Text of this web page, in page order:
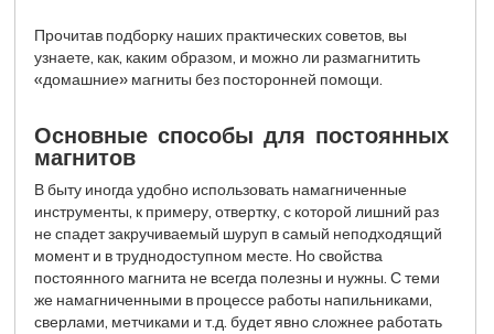
Прочитав подборку наших практических советов, вы
узнаете, как, каким образом, и можно ли размагнитить
«домашние» магниты без посторонней помощи.
Основные способы для постоянных
магнитов
В быту иногда удобно использовать намагниченные
инструменты, к примеру, отвертку, с которой лишний раз
не спадет закручиваемый шуруп в самый неподходящий
момент и в труднодоступном месте. Но свойства
постоянного магнита не всегда полезны и нужны. С теми
же намагниченными в процессе работы напильниками,
сверлами, метчиками и т.д. будет явно сложнее работать